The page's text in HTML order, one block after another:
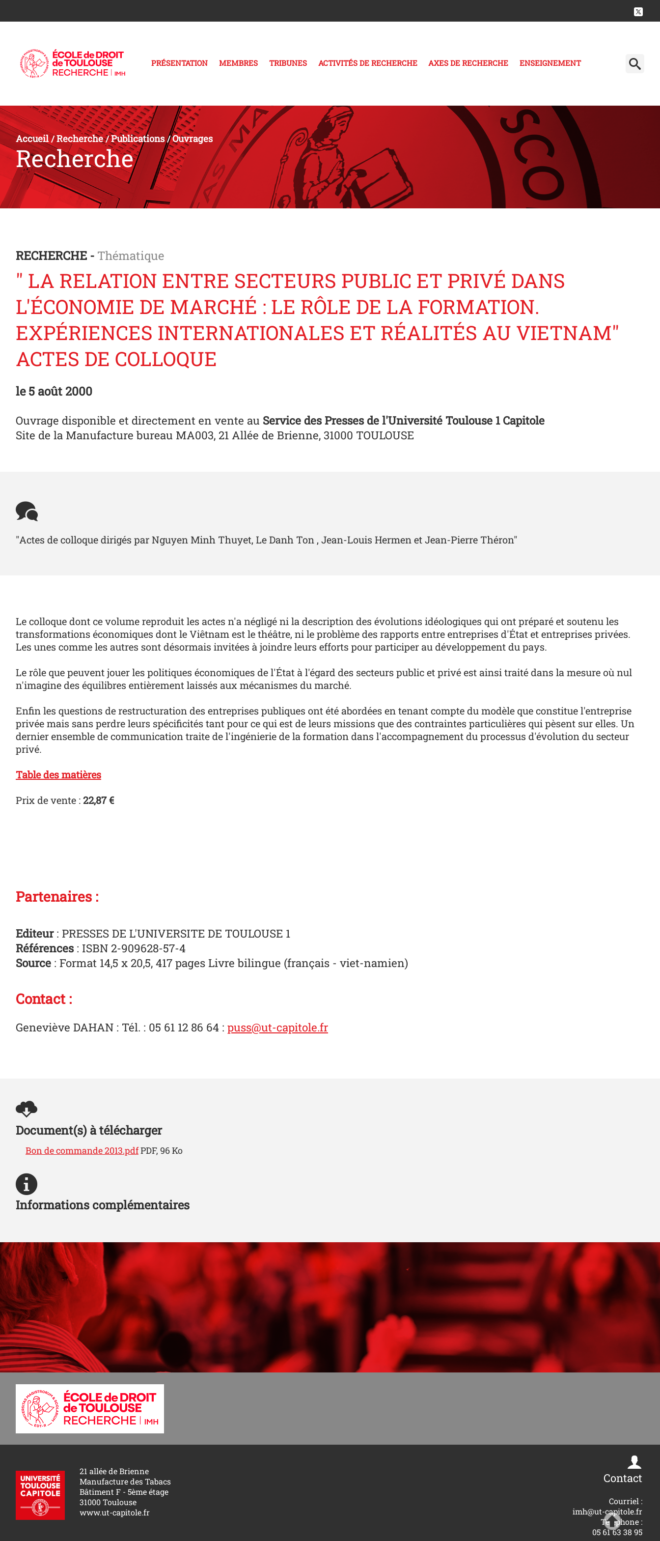
PRÉSENTATION MEMBRES TRIBUNES ACTIVITÉS DE RECHERCHE AXES DE RECHERCHE ENSEIGNEMENT
Accueil/Recherche/Publications/Ouvrages
Recherche
RECHERCHE - Thématique
" LA RELATION ENTRE SECTEURS PUBLIC ET PRIVÉ DANS
L'ÉCONOMIE DE MARCHÉ : LE RÔLE DE LA FORMATION.
EXPÉRIENCES INTERNATIONALES ET RÉALITÉS AU VIETNAM"
ACTES DE COLLOQUE
le5 août 2000
Ouvrage disponible et directement en vente au Service des Presses de l'Université Toulouse 1 Capitole
Site de la Manufacture bureau MA003, 21 Allée de Brienne, 31000 TOULOUSE
"Actes de colloque dirigés par Nguyen Minh Thuyet, Le Danh Ton , Jean-Louis Hermen et Jean-Pierre Théron"
Le colloque dont ce volume reproduit les actes n'a négligé ni la description des évolutions idéologiques qui ont préparé et soutenu les
transformations économiques dont le Viêtnam est le théâtre, ni le problème des rapports entre entreprises d'État et entreprises privées.
Les unes comme les autres sont désormais invitées à joindre leurs efforts pour participer au développement du pays.
Le rôle que peuvent jouer les politiques économiques de l'État à l'égard des secteurs public et privé est ainsi traité dans la mesure où nul
n'imagine des équilibres entièrement laissés aux mécanismes du marché.
Enfin les questions de restructuration des entreprises publiques ont été abordées en tenant compte du modèle que constitue l'entreprise
privée mais sans perdre leurs spécificités tant pour ce qui est de leurs missions que des contraintes particulières qui pèsent sur elles. Un
dernier ensemble de communication traite de l'ingénierie de la formation dans l'accompagnement du processus d'évolution du secteur
privé.
Table des matières
Prix de vente :22,87 €
Partenaires :
Editeur: PRESSES DE L'UNIVERSITE DE TOULOUSE 1
Références: ISBN 2-909628-57-4
Source : Format 14,5 x 20,5, 417 pages Livre bilingue (français - viet-namien)
Contact :
Geneviève DAHAN : Tél. : 05 61 12 86 64 : puss@ut-capitole.fr
Document(s) à télécharger
Bon de commande 2013.pdfPDF, 96 Ko
Informations complémentaires
21 allée de Brienne
Manufacture des Tabacs
Bâtiment F - 5ème étage
31000 Toulouse
www.ut-capitole.fr
Contact
Courriel :
imh@ut-capitole.fr
Téléphone :
05 61 63 38 95